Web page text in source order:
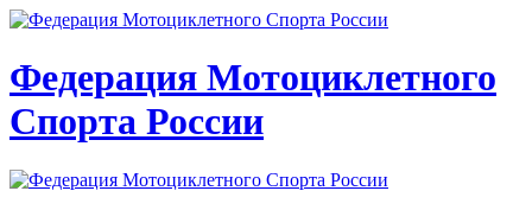
Федерация Мотоциклетного
Спорта России